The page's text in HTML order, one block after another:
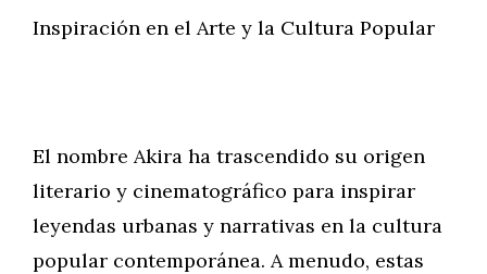
Inspiración en el Arte y la Cultura Popular
El nombre Akira ha trascendido su origen
literario y cinematográfico para inspirar
leyendas urbanas y narrativas en la cultura
popular contemporánea. A menudo, estas